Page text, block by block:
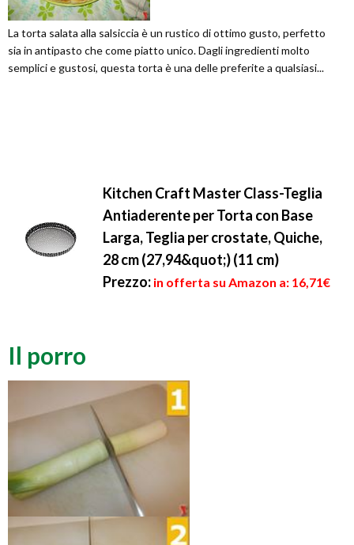
La torta salata alla salsiccia è un rustico di ottimo gusto, perfetto
sia in antipasto che come piatto unico. Dagli ingredienti molto
semplici e gustosi, questa torta è una delle preferite a qualsiasi...
Kitchen Craft Master Class-Teglia
Antiaderente per Torta con Base
Larga, Teglia per crostate, Quiche,
28 cm (27,94&quot;) (11 cm)
Prezzo: in offerta su Amazon a: 16,71€
Il porro